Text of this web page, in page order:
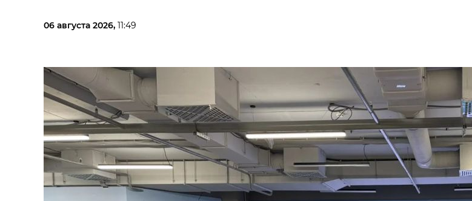
06 августа 2026, 11:49